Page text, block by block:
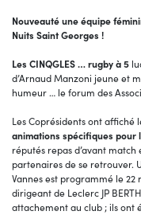
Nouveauté une équipe
Nuits Saint Georges !
Les CINQGLES … rugby à 5
d’Arnaud Manzoni jeune et
humeur … le forum des
Les Coprésidents ont
animations spécifiques
réputés repas d’avant match
partenaires de se retrouver.
Vannes est programmé le 22
dirigeant de Leclerc JP
attachement au club ; ils ont